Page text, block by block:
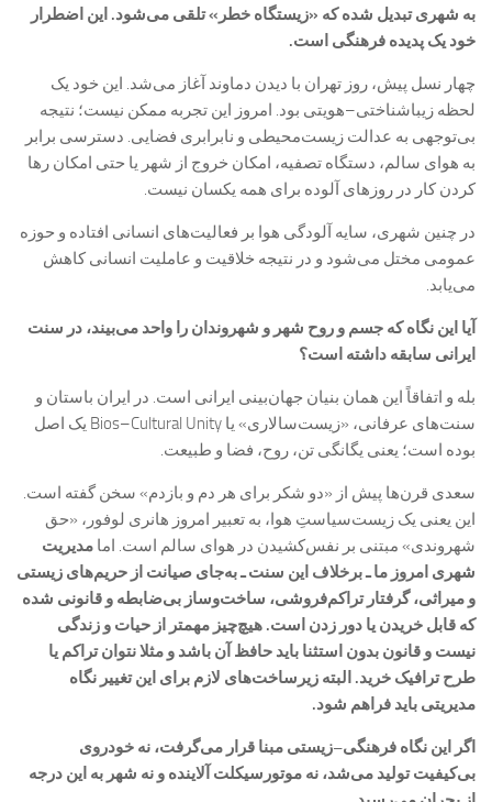
به شهری تبدیل شده که «زیستگاه خطر» تلقی می‌شود. این اضطرار
خود یک پدیده فرهنگی است.
چهار نسل پیش، روز تهران با دیدن دماوند آغاز می‌شد. این خود یک
لحظه زیباشناختی–هویتی بود. امروز این تجربه ممکن نیست؛ نتیجه
بی‌توجهی به عدالت زیست‌محیطی و نابرابری فضایی. دسترسی برابر
به هوای سالم، دستگاه تصفیه، امکان خروج از شهر یا حتی امکان رها
کردن کار در روزهای آلوده برای همه یکسان نیست.
در چنین شهری، سایه آلودگی هوا بر فعالیت‌های انسانی افتاده و حوزه
عمومی مختل می‌شود و در نتیجه خلاقیت و عاملیت انسانی کاهش
می‌یابد.
آیا این نگاه که جسم و روح شهر و شهروندان را واحد می‌بیند، در سنت
ایرانی سابقه داشته است؟
بله و اتفاقاً این همان بنیان جهان‌بینی ایرانی است. در ایران باستان و
سنت‌های عرفانی، «زیست‌سالاری» یا Bios–Cultural Unity یک اصل
بوده است؛ یعنی یگانگی تن، روح، فضا و طبیعت.
سعدی قرن‌ها پیش از «دو شکر برای هر دم و بازدم» سخن گفته است.
این یعنی یک زیست‌سیاستِ هوا، به تعبیر امروز هانری لوفور، «حق
شهروندی» مبتنی بر نفس‌کشیدن در هوای سالم است. اما مدیریت
شهری امروز ما ـ برخلاف این سنت ـ به‌جای صیانت از حریم‌های زیستی
و میراثی، گرفتار تراکم‌فروشی، ساخت‌وساز بی‌ضابطه و قانونی شده
که قابل خریدن یا دور زدن است. ‌هیچ‌چیز مهمتر از حیات و زندگی
نیست و قانون بدون استثنا باید حافظ آن باشد و مثلا نتوان تراکم یا
طرح ترافیک خرید. البته زیرساخت‌های لازم برای این تغییر نگاه
مدیریتی باید فراهم شود.
اگر این نگاه فرهنگی–زیستی مبنا قرار می‌گرفت، نه خودروی
بی‌کیفیت تولید می‌شد، نه موتورسیکلت آلاینده و نه شهر به این درجه